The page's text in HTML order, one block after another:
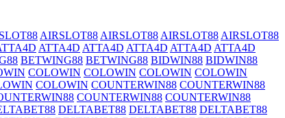
AIRSLOT88 AIRSLOT88 AIRSLOT88 AIRSLOT88
ATTA4D ATTA4D ATTA4D ATTA4D ATTA4D
BETWING88 BETWING88 BIDWIN88 BIDWIN88
COLOWIN COLOWIN COLOWIN COLOWIN
COLOWIN COUNTERWIN88 COUNTERWIN88
COUNTERWIN88 COUNTERWIN88
DELTABET88 DELTABET88 DELTABET88